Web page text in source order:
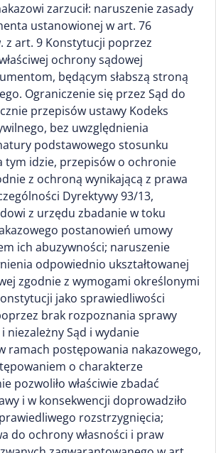
zarzucił: naruszenie zasady
ustanowionej w art. 76
z art. 9 Konstytucji poprzez
ochrony sądowej
będącym słabszą stroną
Ograniczenie się przez Sąd do
przepisów ustawy Kodeks
bez uwzględnienia
podstawowego stosunku
tym idzie, przepisów o ochronie
z ochroną wynikającą z prawa
Dyrektywy 93/13,
z urzędu zbadanie w toku
postanowień umowy
ich abuzywności; naruszenie
odpowiednio ukształtowanej
zgodnie z wymogami określonymi
jako sprawiedliwości
brak rozpoznania sprawy
niezależny Sąd i wydanie
ramach postępowania nakazowego,
o charakterze
pozwoliło właściwie zbadać
i w konsekwencji doprowadziło
rozstrzygnięcia;
do ochrony własności i praw